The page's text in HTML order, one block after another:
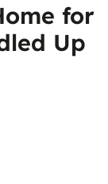
for
Up